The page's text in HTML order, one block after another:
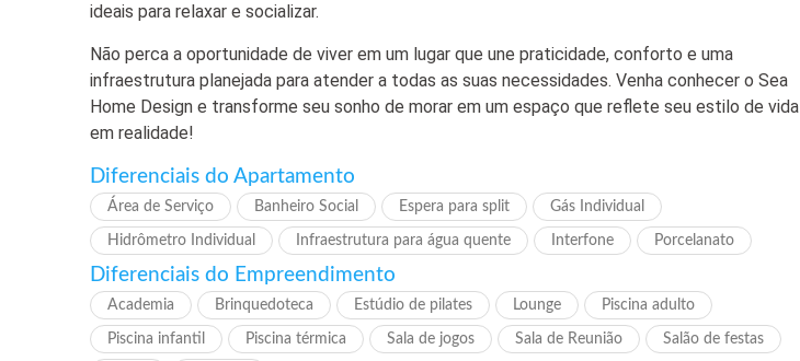
ideais para relaxar e socializar.
Não perca a oportunidade de viver em um lugar que une praticidade, conforto e uma
infraestrutura planejada para atender a todas as suas necessidades. Venha conhecer o Sea
Home Design e transforme seu sonho de morar em um espaço que reflete seu estilo de vida
em realidade!
Diferenciais do Apartamento
Área de Serviço Banheiro Social Espera para split Gás Individual
Hidrômetro Individual Infraestrutura para água quente Interfone Porcelanato
Diferenciais do Empreendimento
Academia Brinquedoteca Estúdio de pilates Lounge Piscina adulto
Piscina infantil Piscina térmica Sala de jogos Sala de Reunião Salão de festas